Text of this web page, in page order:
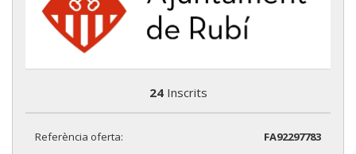
24Inscrits
Referència oferta:
FA92297783